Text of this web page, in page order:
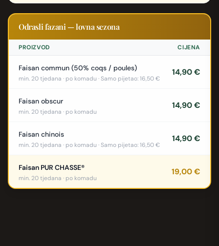
Odrasli fazani — lovna sezona
PROIZVOD CIJENA
Faisan commun (50% coqs / poules)
min. 20 tjedana · po komadu · Samo pijetao: 16,50 €
14,90 €
Faisan obscur
min. 20 tjedana · po komadu
14,90 €
Faisan chinois
min. 20 tjedana · po komadu · Samo pijetao: 16,50 €
14,90 €
Faisan PUR CHASSE®
min. 20 tjedana · po komadu
19,00 €